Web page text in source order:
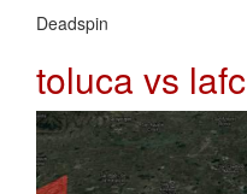
Deadspin
toluca vs lafc